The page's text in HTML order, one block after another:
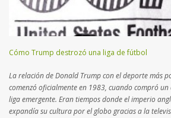
Recientemente, se entendió que Brasil podría
latinoamericano con una plaza vital para desem...
Cómo Trump destrozó una liga de fútbol
La relación de Donald Trump con el deporte más
comenzó oficialmente en 1983, cuando compró
liga emergente. Eran tiempos donde el imperio
expandía su cultura por el globo gracias a la